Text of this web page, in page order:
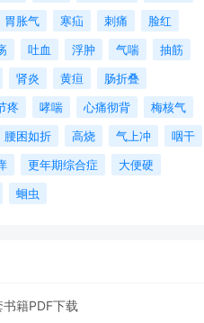
胃胀气 寒疝 刺痛
脸红
吐血 浮肿 气喘
抽筋
肾炎 黄疸
肠折叠
疼 哮喘 心痛彻背
梅核气
腰困如折 高烧 气上冲
咽干
更年期综合症
大便硬
蛔虫
籍PDF下载